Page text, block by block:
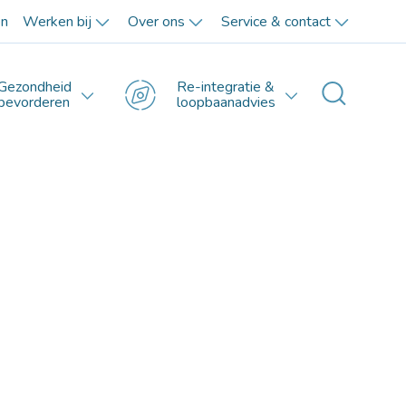
Werken bij Over ons Service & contact
Re-integratie &
loopbaanadvies